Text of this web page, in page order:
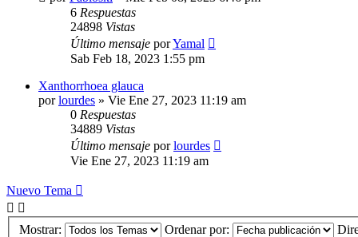
6 Respuestas
24898 Vistas
Último mensaje porYamal
Sab Feb 18, 2023 1:55 pm
Xanthorrhoea glauca
porlourdes » Vie Ene 27, 2023 11:19 am
0 Respuestas
34889 Vistas
Último mensaje porlourdes
Vie Ene 27, 2023 11:19 am
Nuevo Tema
Mostrar: Ordenar por: